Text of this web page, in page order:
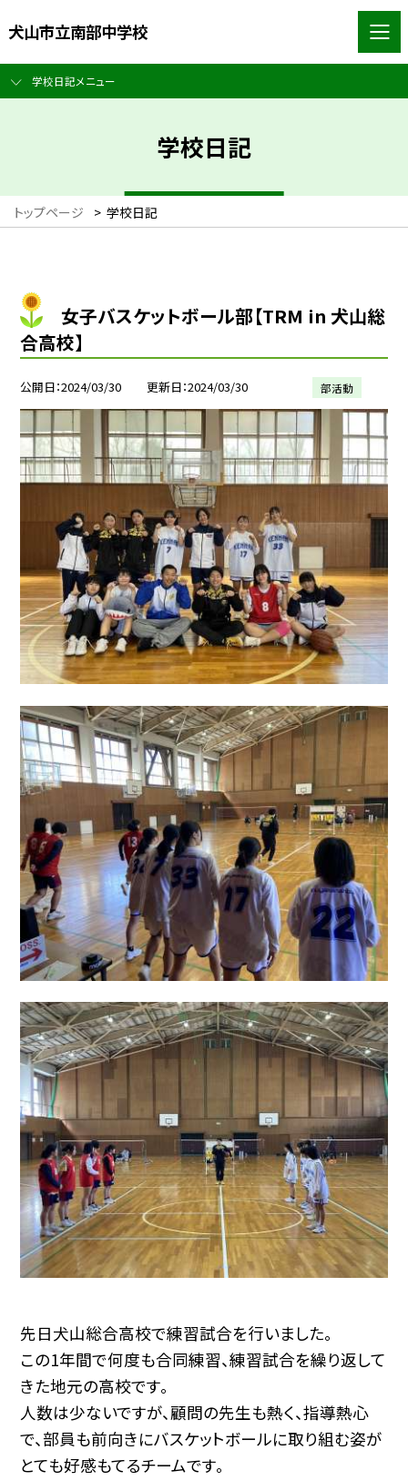
犬山市立南部中学校
学校日記メニュー
学校日記
トップページ > 学校日記
女子バスケットボール部【TRM in 犬山総
合高校】
公開日 2024/03/30 更新日 2024/03/30 部活動
先日犬山総合高校で練習試合を行いました。
この1年間で何度も合同練習、練習試合を繰り返して
きた地元の高校です。
人数は少ないですが、顧問の先生も熱く、指導熱心
で、部員も前向きにバスケットボールに取り組む姿が
とても好感もてるチームです。